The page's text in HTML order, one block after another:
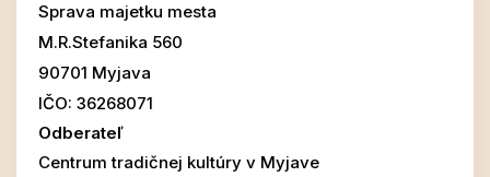
Sprava majetku mesta
M.R.Stefanika 560
90701 Myjava
IČO: 36268071
Odberateľ
Centrum tradičnej kultúry v Myjave